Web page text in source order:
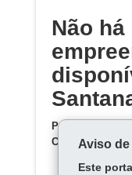
Não há
Por enquanto,
CohaparAviso
Este